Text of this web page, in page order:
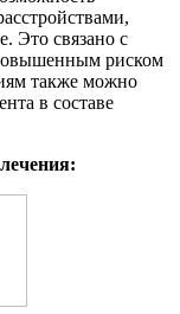
Это связано с
риском
также можно
в составе